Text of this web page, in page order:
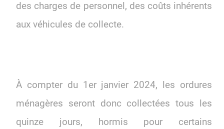
des charges de personnel, des coûts inhérents
aux véhicules de collecte.
À compter du 1er janvier 2024, les ordures
ménagères seront donc collectées tous les
quinze jours, hormis pour certains